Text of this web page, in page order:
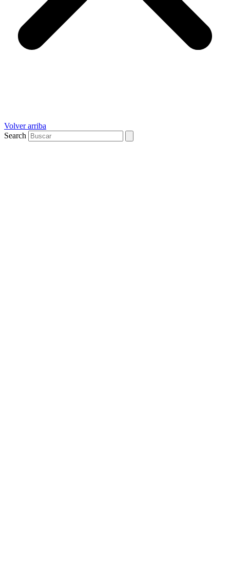
Volver arriba
Search